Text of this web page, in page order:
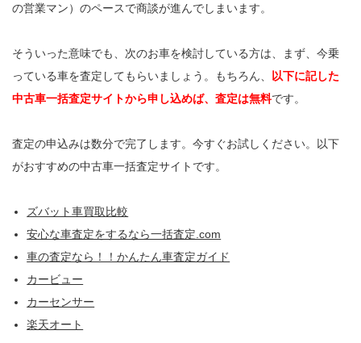
の営業マン）のペースで商談が進んでしまいます。
そういった意味でも、次のお車を検討している方は、まず、今乗
っている車を査定してもらいましょう。もちろん、
以下に記した
中古車一括査定サイトから申し込めば、査定は無料です。
査定の申込みは数分で完了します。今すぐお試しください。以下
がおすすめの中古車一括査定サイトです。
ズバット車買取比較
安心な車査定をするなら一括査定.com
車の査定なら！！かんたん車査定ガイド
カービュー
カーセンサー
楽天オート